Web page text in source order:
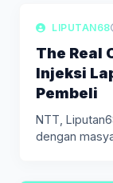
LIPUTAN
LIPUTAN68
The Real
Injeksi
Pembeli
NTT,
dengan